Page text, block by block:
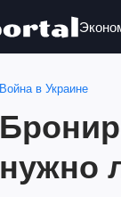
Война в Украине
нужно